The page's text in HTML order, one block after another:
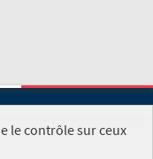
le contrôle sur ceux